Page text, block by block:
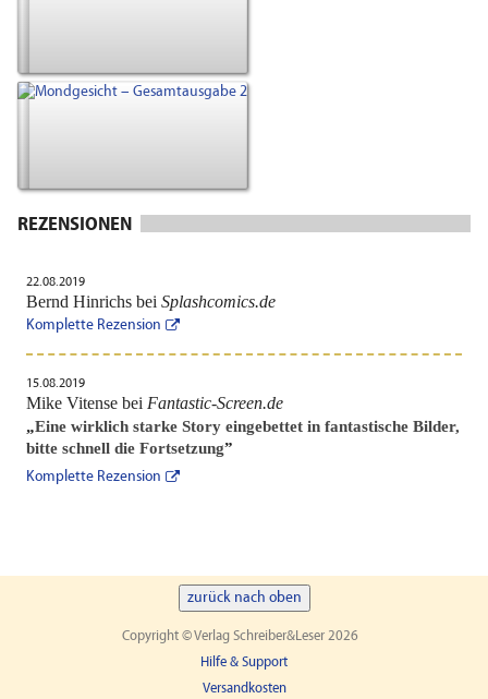
REZENSIONEN
22.08.2019
Bernd Hinrichs bei Splashcomics.de
Komplette Rezension
15.08.2019
Mike Vitense bei Fantastic-Screen.de
„Eine wirklich starke Story eingebettet in fantastische Bilder,
bitte schnell die Fortsetzung”
Komplette Rezension
zurück nach oben
Copyright © Verlag Schreiber&Leser 2026
Hilfe & Support
Versandkosten